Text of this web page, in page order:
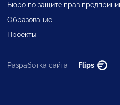
Бюро по защите прав
Образование
Проекты
Разработка сайта — Flips